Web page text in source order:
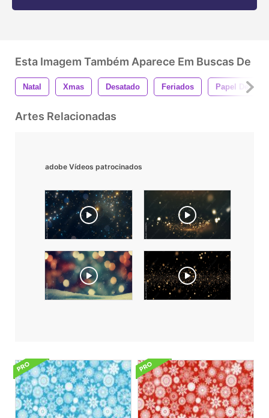
Esta Imagem Também Aparece Em Buscas De
Natal Xmas Desatado Feriados Papel De
Artes Relacionadas
adobe Vídeos patrocinados